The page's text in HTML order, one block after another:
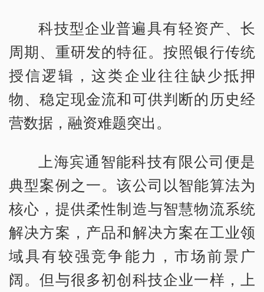
科技型企业普遍具有轻资产、长
周期、重研发的特征。按照银行传统
授信逻辑，这类企业往往缺少抵押
物、稳定现金流和可供判断的历史经
营数据，融资难题突出。
上海宾通智能科技有限公司便是
典型案例之一。该公司以智能算法为
核心，提供柔性制造与智慧物流系统
解决方案，产品和解决方案在工业领
域具有较强竞争能力，市场前景广
阔。但与很多初创科技企业一样，上